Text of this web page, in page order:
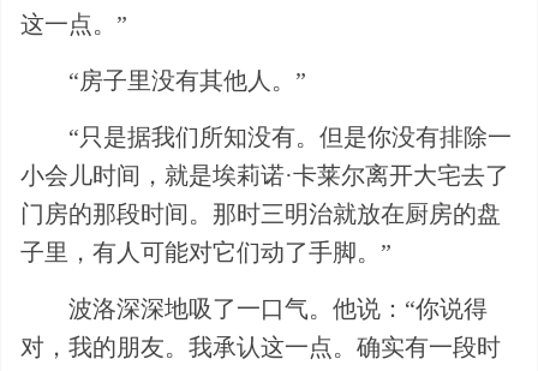
这一点。”
“房子里没有其他人。”
“只是据我们所知没有。但是你没有排除一
小会儿时间，就是埃莉诺·卡莱尔离开大宅去了
门房的那段时间。那时三明治就放在厨房的盘
子里，有人可能对它们动了手脚。”
波洛深深地吸了一口气。他说：“你说得
对，我的朋友。我承认这一点。确实有一段时